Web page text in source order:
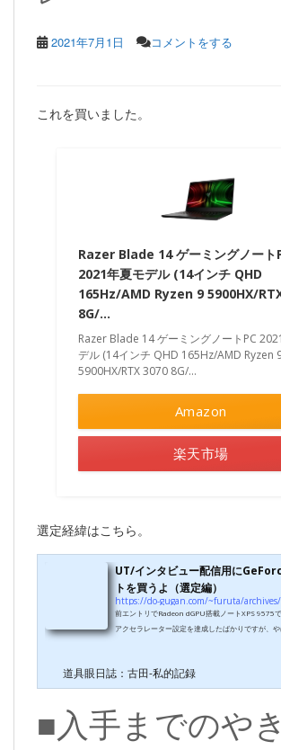
2021年7月1日 コメントをする
これを買いました。
Razer Blade 14 ゲーミングノート
2021年夏モデル (14インチ QHD
165Hz/AMD Ryzen 9 5900HX/
8G/…
Razer Blade 14 ゲーミングノートPC
デル (14インチ QHD 165Hz/AMD Ryzen
5900HX/RTX 3070 8G/...
Amazon
楽天市場
選定経緯はこちら。
UT/インタビュー配信用に
トを買うよ（選定編）
前エントリでRadeon dGPU搭載ノートXPS 9575
アクセラレーター設定を達成したばかりですが、
が、NVidia側が積極的にOBSと積極的にコラボし
グを進めているというアピールをしていました。
この記事ではもはやx264のリアルタイムエンコー...
道具眼日誌：古田-私的記録
■入手までのや